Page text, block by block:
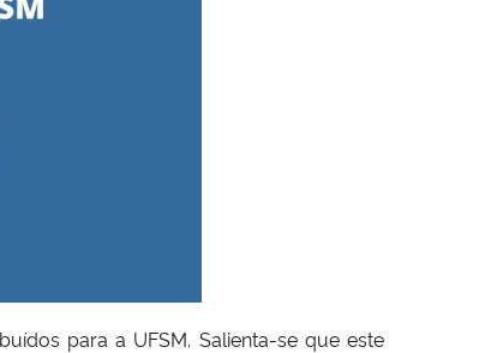
para a UFSM. Salienta-se que este